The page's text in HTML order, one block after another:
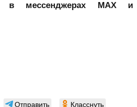
в мессенджерах MAX
и
Отправить Класснуть